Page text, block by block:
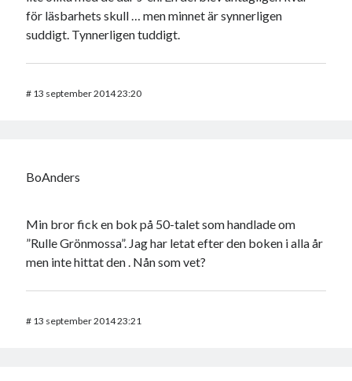
för läsbarhets skull … men minnet är synnerligen
suddigt. Tynnerligen tuddigt.
# 13 september 2014 23:20
BoAnders
Min bror fick en bok på 50-talet som handlade om
”Rulle Grönmossa”. Jag har letat efter den boken i alla år
men inte hittat den . Nån som vet?
# 13 september 2014 23:21